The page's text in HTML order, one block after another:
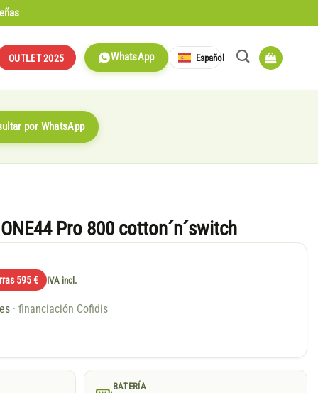
OUTLET 2025 WhatsApp Español
por WhatsApp
Pro 800 cotton´n´switch
595 € IVA incl.
· financiación Cofidis
BATERÍA